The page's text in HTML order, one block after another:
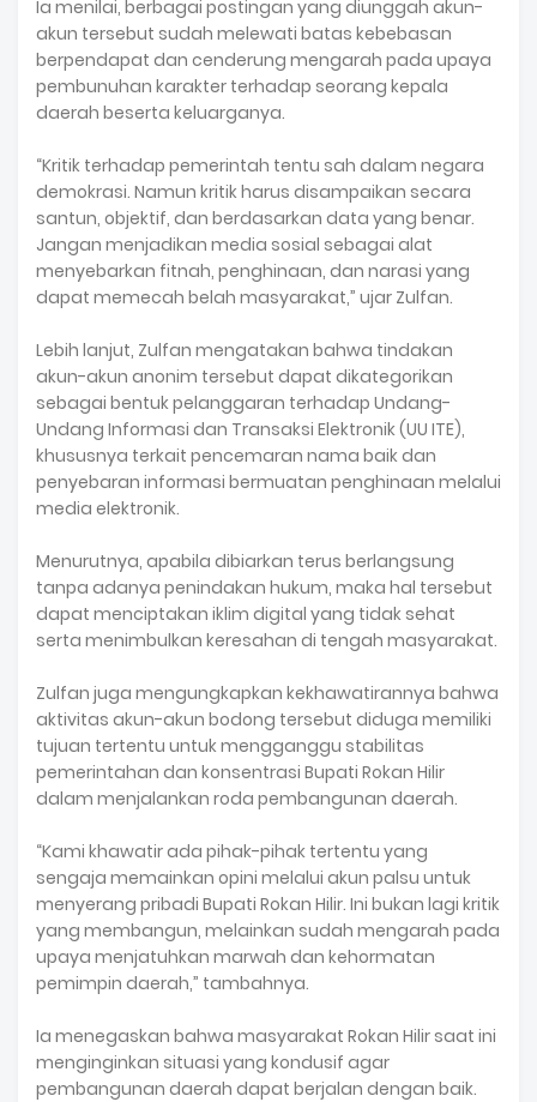
Ia menilai, berbagai postingan yang diunggah akun-
akun tersebut sudah melewati batas kebebasan
berpendapat dan cenderung mengarah pada upaya
pembunuhan karakter terhadap seorang kepala
daerah beserta keluarganya.
“Kritik terhadap pemerintah tentu sah dalam negara
demokrasi. Namun kritik harus disampaikan secara
santun, objektif, dan berdasarkan data yang benar.
Jangan menjadikan media sosial sebagai alat
menyebarkan fitnah, penghinaan, dan narasi yang
dapat memecah belah masyarakat,” ujar Zulfan.
Lebih lanjut, Zulfan mengatakan bahwa tindakan
akun-akun anonim tersebut dapat dikategorikan
sebagai bentuk pelanggaran terhadap Undang-
Undang Informasi dan Transaksi Elektronik (UU ITE),
khususnya terkait pencemaran nama baik dan
penyebaran informasi bermuatan penghinaan melalui
media elektronik.
Menurutnya, apabila dibiarkan terus berlangsung
tanpa adanya penindakan hukum, maka hal tersebut
dapat menciptakan iklim digital yang tidak sehat
serta menimbulkan keresahan di tengah masyarakat.
Zulfan juga mengungkapkan kekhawatirannya bahwa
aktivitas akun-akun bodong tersebut diduga memiliki
tujuan tertentu untuk mengganggu stabilitas
pemerintahan dan konsentrasi Bupati Rokan Hilir
dalam menjalankan roda pembangunan daerah.
“Kami khawatir ada pihak-pihak tertentu yang
sengaja memainkan opini melalui akun palsu untuk
menyerang pribadi Bupati Rokan Hilir. Ini bukan lagi kritik
yang membangun, melainkan sudah mengarah pada
upaya menjatuhkan marwah dan kehormatan
pemimpin daerah,” tambahnya.
Ia menegaskan bahwa masyarakat Rokan Hilir saat ini
menginginkan situasi yang kondusif agar
pembangunan daerah dapat berjalan dengan baik.